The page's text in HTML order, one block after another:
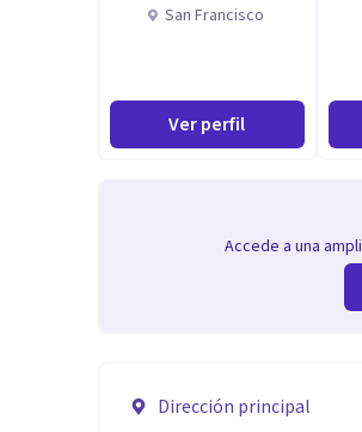
San Francisco
Ver perfil
Accede a una
Dirección principal